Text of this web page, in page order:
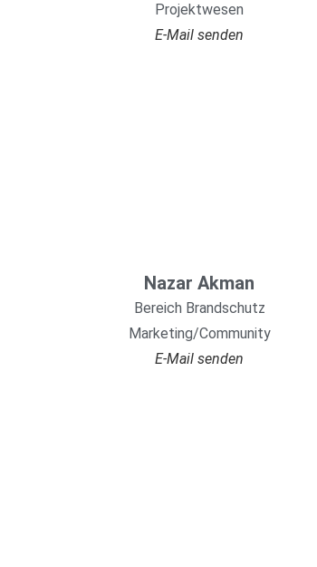
Projektwesen
E-Mail senden
Nazar Akman
Bereich Brandschutz
Marketing/Community
E-Mail senden